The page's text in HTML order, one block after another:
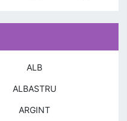
ALB
ALBASTRU
ARGINT